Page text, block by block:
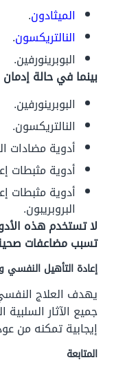
الميثادون.
النالتريكسون.
البوبرينورفين.
بينما في حالة
البوبرينورفين.
النالتريكسون.
أدوية مضادات
أدوية مثبطات
أدوية مثبطات
البروبريبون.
لا تستخدم هذه
تسبب مضاعفات
إعادة التأهيل
يهدف العلاج
جميع الآثار
إيجابية تمكنه من
المتابعة